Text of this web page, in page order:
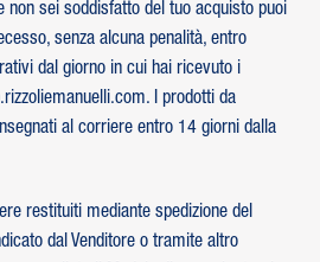
non sei soddisfatto del tuo acquisto puoi
senza alcuna penalità, entro
dal giorno in cui hai ricevuto i
I prodotti da
al corriere entro 14 giorni dalla
restituiti mediante spedizione del
dal Venditore o tramite altro